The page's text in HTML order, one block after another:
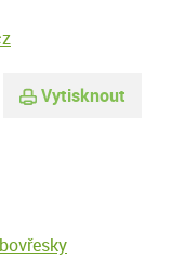
Vytisknout